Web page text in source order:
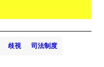
歧視 司法制度